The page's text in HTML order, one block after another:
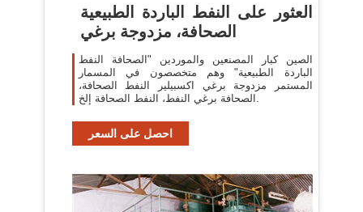
العثور على النفط الباردة الطبيعية
الصحافة، مزدوجة برغي
الصين كبار المصنعين والموردين "الصحافة النفط
الباردة الطبيعية" وهم متخصصون في المسمار
المستمر مزدوجة برغي اكسبيلير النفط الصحافة،
الصحافة برغي النفط، النفط الصحافة إلخ.
احصل على السعر